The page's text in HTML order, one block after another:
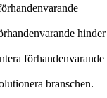
hinder
förhandenvarande
branschen.